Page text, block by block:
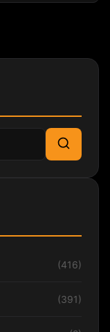
Cerca
(416)
(391)